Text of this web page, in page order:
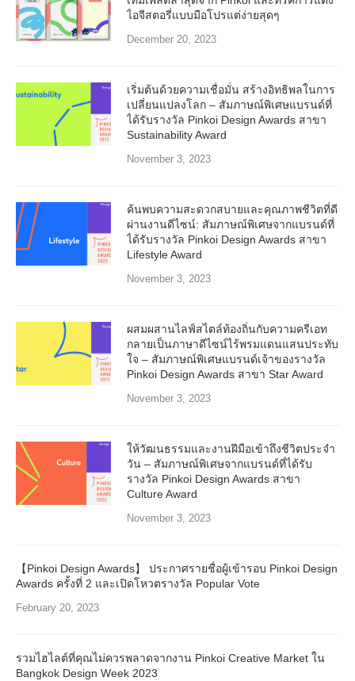
ไอจีสตอรี่แบบมือโปรแต่ง่ายสุดๆ
December 20, 2023
เริ่มต้นด้วยความเชื่อมั่น สร้างอิทธิพลในการ
เปลี่ยนแปลงโลก – สัมภาษณ์พิเศษแบรนด์ที่
ได้รับรางวัล Pinkoi Design Awards สาขา
Sustainability Award
November 3, 2023
ค้นพบความสะดวกสบายและคุณภาพชีวิตที่ดี
ผ่านงานดีไซน์: สัมภาษณ์พิเศษจากแบรนด์ที่
ได้รับรางวัล Pinkoi Design Awards สาขา
Lifestyle Award
November 3, 2023
ผสมผสานไลฟ์สไตล์ท้องถิ่นกับความครีเอท
กลายเป็นภาษาดีไซน์ไร้พรมแดนแสนประทับ
ใจ – สัมภาษณ์พิเศษแบรนด์เจ้าของรางวัล
Pinkoi Design Awards สาขา Star Award
November 3, 2023
ให้วัฒนธรรมและงานฝีมือเข้าถึงชีวิตประจำ
วัน – สัมภาษณ์พิเศษจากแบรนด์ที่ได้รับ
รางวัล Pinkoi Design Awards สาขา
Culture Award
November 3, 2023
【Pinkoi Design Awards】 ประกาศรายชื่อผู้เข้ารอบ Pinkoi Design
Awards ครั้งที่ 2 และเปิดโหวตรางวัล Popular Vote
February 20, 2023
รวมไฮไลต์ที่คุณไม่ควรพลาดจากงาน Pinkoi Creative Market ใน
Bangkok Design Week 2023